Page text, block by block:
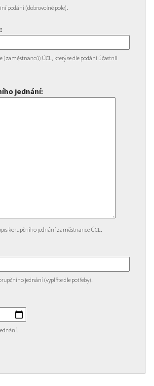
podání (dobrovolné pole).
(zaměstnanců) ÚCL, který se dle podání účastnil
jednání:
korupčního jednání zaměstnance ÚCL.
jednání (vyplňte dle potřeby).